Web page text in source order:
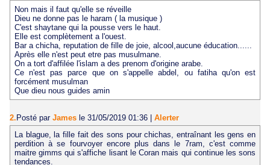
Non mais il faut qu'elle se réveille
Dieu ne donne pas le haram ( la musique )
C'est shaytane qui la pousse vers le haut.
Elle est complètement a l'ouest.
Bar a chicha, reputation de fille de joie, alcool,aucune éducation......
Après elle n'est peut etre pas musulmane.
On a tort d'affilée l'islam a des prenom d'origine arabe.
Ce n'est pas parce que on s'appelle abdel, ou fatiha qu'on est
forcément musulman
Que dieu nous guides amin
2. Posté par James le 31/05/2019 01:36
Alerter
La blague, la fille fait des sons pour chichas, entraînant les gens en
perdition à se fourvoyer encore plus dans le 7ram, c'est comme
maitre gimms qui s'affiche lisant le Coran mais qui continue les sons
tendances.